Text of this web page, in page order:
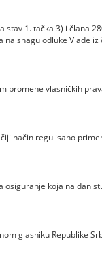
1. tačka 3) i člana
snagu odluke Vlade iz
promene vlasničkih
način regulisano
koja na dan
glasniku Republike